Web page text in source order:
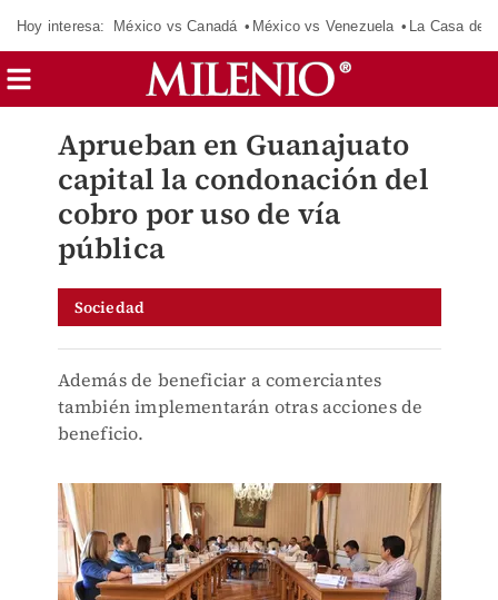
Hoy interesa: México vs Canadá México vs Venezuela La Casa de
Aprueban en Guanajuato
capital la condonación del
cobro por uso de vía
pública
Sociedad
Además de beneficiar a comerciantes
también implementarán otras acciones de
beneficio.